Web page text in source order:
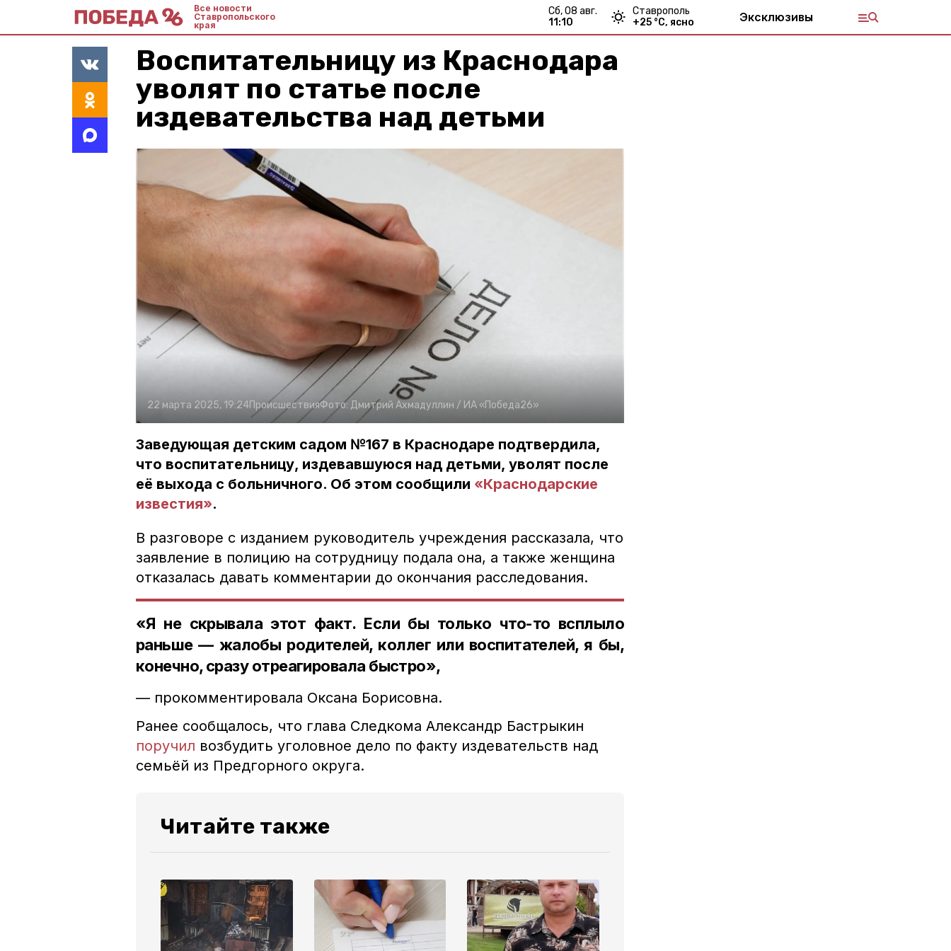
Все новости
Ставропольского
края
сб, 08 авг.
11:10
Ставрополь
+25 °С, ясно Эксклюзивы
Воспитательницу из Краснодара
уволят по статье после
издевательства над детьми
22 марта 2025, 19:24ПроисшествияФото: Дмитрий Ахмадуллин / ИА «Победа26»
Заведующая детским садом №167 в Краснодаре подтвердила,
что воспитательницу, издевавшуюся над детьми, уволят после
её выхода с больничного. Об этом сообщили «Краснодарские
известия».
В разговоре с изданием руководитель учреждения рассказала, что
заявление в полицию на сотрудницу подала она, а также женщина
отказалась давать комментарии до окончания расследования.
«Я не скрывала этот факт. Если бы только что-то всплыло
раньше — жалобы родителей, коллег или воспитателей, я бы,
конечно, сразу отреагировала быстро»,
— прокомментировала Оксана Борисовна.
Ранее сообщалось, что глава Следкома Александр Бастрыкин
поручил возбудить уголовное дело по факту издевательств над
семьёй из Предгорного округа.
Читайте также